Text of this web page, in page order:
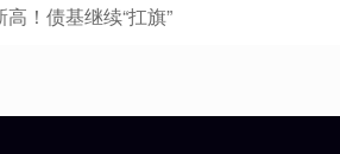
！债基继续“扛旗”